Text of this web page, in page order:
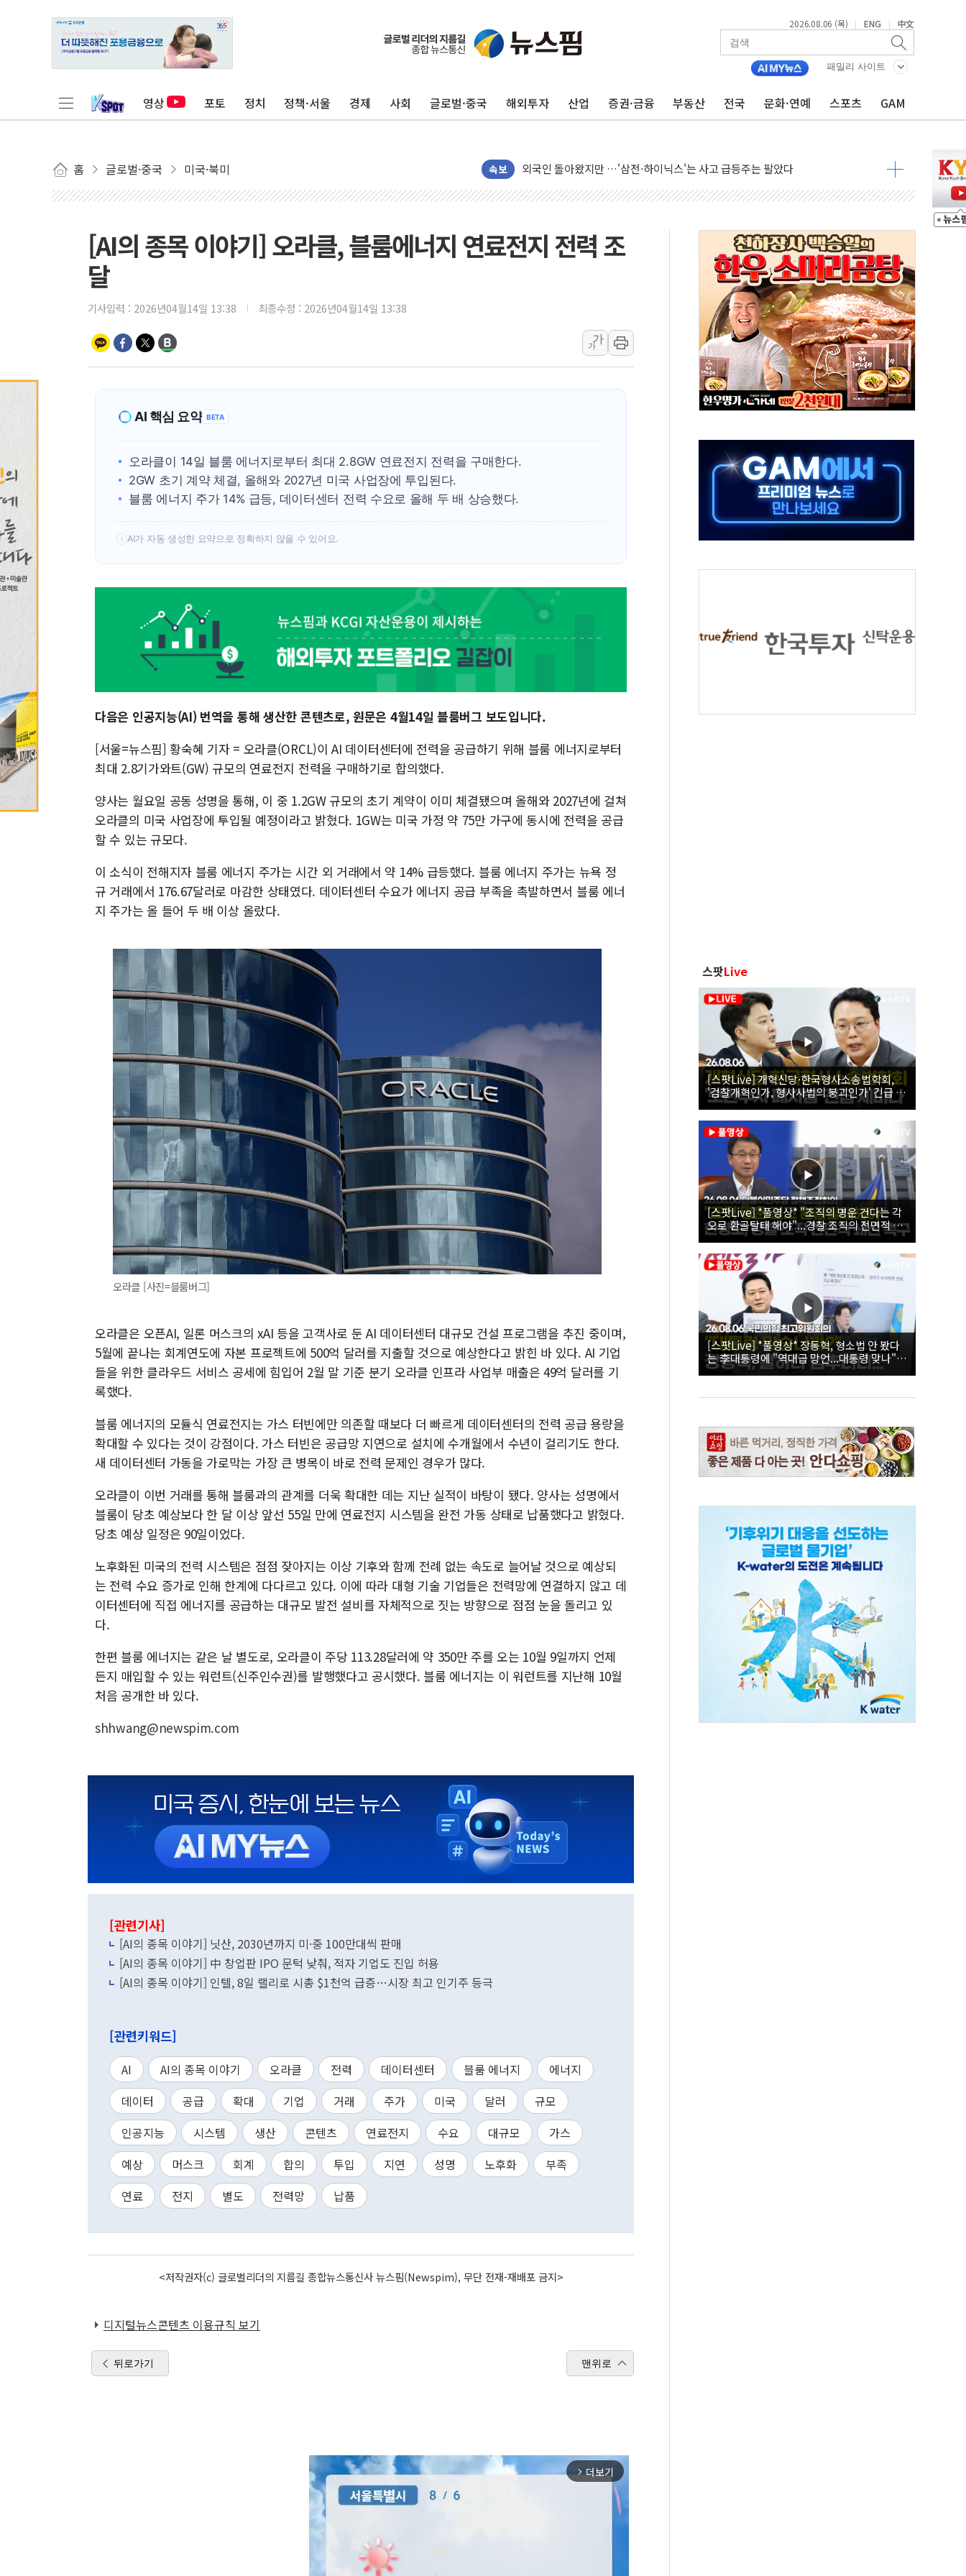
2026.08.06 (목) | ENG | 中文
패밀리 사이트
영상 포토 정치 정책·서울 경제 사회 글로벌·중국 해외투자 산업 증권·금융 부동산 전국 문화·연예 스포츠 GAM
홈 글로벌·중국 미국·북미 속보
펄어비스, 붉은사막 영상 콘테스트 '비욘드 디 어비스' 수상작 발표
현대리바트, '2026 코리아빌드위크' 참가…리모델링 상담 제공
[특징주] 비철금속 업종 11% 급등…구리 가격 상승 전망 부각
흥국자산운용, 코스닥 성장주 담은 채권혼합 펀드 2종 출시
"월가 큰손들을 털어라" 동시다발 해킹 공격...이번에도 이란 작품?
미래에셋자산운용 "변동성 커진 AI 반도체, 메모리 넘어 밸류체인 분산 투자해야"
카카오뱅크 '모임통장'의 락인 효과, '모임주' 이자 기여도 일반 2배
더본코리아 홍콩반점, '부산 돼지국밥짬뽕' 2주간 전국 한시 판매
LGU+, 국내 IDaaS 최초 클라우드 보안인증 획득
환율 100원 빠지면 현대차 영업익 2.2조 증발...하반기 '환율 역풍' 우려
국내 최대 400MW 규모 해남 태양광발전 '첫삽'…남동발전, 재생에너지 '앞장'
카카오, 'AI 수익화' 내년 상반기부터 본격화
경찰, '홍명보 감독 선임 의혹' 축구협회 압수수색
삼성전자, FMS 2026서 차세대 AI 메모리 기술력 과시
일 안 하고 '초과근무 수당' 챙긴 경찰관 2명 송치
[AI의 종목 이야기] 오라클, 블룸에너지 연료전지 전력 조
달
기사입력 : 2026년04월14일 13:38 최종수정 : 2026년04월14일 13:38
가
가
AI 핵심 요약 BETA
오라클이 14일 블룸 에너지로부터 최대 2.8GW 연료전지 전력을 구매한다.
2GW 초기 계약 체결, 올해와 2027년 미국 사업장에 투입된다.
블룸 에너지 주가 14% 급등, 데이터센터 전력 수요로 올해 두 배 상승했다.
! AI가 자동 생성한 요약으로 정확하지 않을 수 있어요.
다음은 인공지능(AI) 번역을 통해 생산한 콘텐츠로, 원문은 4월14일 블룸버그 보도입니다.
[서울=뉴스핌] 황숙혜 기자 = 오라클(ORCL)이 AI 데이터센터에 전력을 공급하기 위해 블룸 에너지로부터
최대 2.8기가와트(GW) 규모의 연료전지 전력을 구매하기로 합의했다.
양사는 월요일 공동 성명을 통해, 이 중 1.2GW 규모의 초기 계약이 이미 체결됐으며 올해와 2027년에 걸쳐
오라클의 미국 사업장에 투입될 예정이라고 밝혔다. 1GW는 미국 가정 약 75만 가구에 동시에 전력을 공급
할 수 있는 규모다.
이 소식이 전해지자 블룸 에너지 주가는 시간 외 거래에서 약 14% 급등했다. 블룸 에너지 주가는 뉴욕 정
규 거래에서 176.67달러로 마감한 상태였다. 데이터센터 수요가 에너지 공급 부족을 촉발하면서 블룸 에너
지 주가는 올 들어 두 배 이상 올랐다.
오라클 [사진=블룸버그]
오라클은 오픈AI, 일론 머스크의 xAI 등을 고객사로 둔 AI 데이터센터 대규모 건설 프로그램을 추진 중이며,
5월에 끝나는 회계연도에 자본 프로젝트에 500억 달러를 지출할 것으로 예상한다고 밝힌 바 있다. AI 기업
들을 위한 클라우드 서비스 공세에 힘입어 2월 말 기준 분기 오라클 인프라 사업부 매출은 49억 달러를 기
록했다.
블룸 에너지의 모듈식 연료전지는 가스 터빈에만 의존할 때보다 더 빠르게 데이터센터의 전력 공급 용량을
확대할 수 있다는 것이 강점이다. 가스 터빈은 공급망 지연으로 설치에 수개월에서 수년이 걸리기도 한다.
새 데이터센터 가동을 가로막는 가장 큰 병목이 바로 전력 문제인 경우가 많다.
오라클이 이번 거래를 통해 블룸과의 관계를 더욱 확대한 데는 지난 실적이 바탕이 됐다. 양사는 성명에서
블룸이 당초 예상보다 한 달 이상 앞선 55일 만에 연료전지 시스템을 완전 가동 상태로 납품했다고 밝혔다.
당초 예상 일정은 90일이었다.
노후화된 미국의 전력 시스템은 점점 잦아지는 이상 기후와 함께 전례 없는 속도로 늘어날 것으로 예상되
는 전력 수요 증가로 인해 한계에 다다르고 있다. 이에 따라 대형 기술 기업들은 전력망에 연결하지 않고 데
이터센터에 직접 에너지를 공급하는 대규모 발전 설비를 자체적으로 짓는 방향으로 점점 눈을 돌리고 있
다.
한편 블룸 에너지는 같은 날 별도로, 오라클이 주당 113.28달러에 약 350만 주를 오는 10월 9일까지 언제
든지 매입할 수 있는 워런트(신주인수권)를 발행했다고 공시했다. 블룸 에너지는 이 워런트를 지난해 10월
처음 공개한 바 있다.
shhwang@newspim.com
[관련기사]
[AI의 종목 이야기] 닛산, 2030년까지 미·중 100만대씩 판매
[AI의 종목 이야기] 中 창업판 IPO 문턱 낮춰, 적자 기업도 진입 허용
[AI의 종목 이야기] 인텔, 8일 랠리로 시총 $1천억 급증…시장 최고 인기주 등극
[관련키워드]
AI AI의 종목 이야기 오라클 전력 데이터센터 블룸 에너지
에너지
데이터
공급 확대 기업 거래 주가 미국 달러
규모
인공지능
시스템 생산 콘텐츠 연료전지 수요 대규모
가스
예상
머스크 회계 합의 투입 지연 성명 노후화
부족
연료
전지 별도 전력망 납품
<저작권자(c) 글로벌리더의 지름길 종합뉴스통신사 뉴스핌(Newspim), 무단 전재-재배포 금지>
디지털뉴스콘텐츠 이용규칙 보기
뒤로가기 맨위로
arrow_forward_ios 더보기
스팟Live
[스팟Live] 개혁신당·한국형사소송법학회,
'검찰개혁인가, 형사사법의 붕괴인가' 긴급 세
미나｜26.08.06
[스팟Live] *풀영상* "조직의 명운 건다는 각
오로 환골탈태 해야"...경찰 조직의 전면적 쇄
신 촉구한 한병도 | 26.08.06 더불어민주당 정
책조정회의
[스팟Live] *풀영상* 장동혁, 형소법 안 봤다
는 李대통령에 "역대급 망언...대통령 맞나"｜
26.08.06 국민의힘 최고위원회의